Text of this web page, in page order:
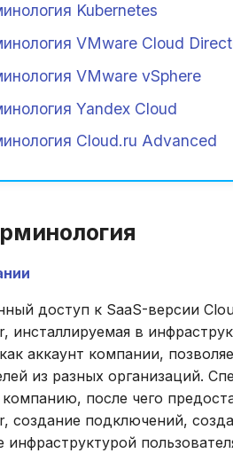
Kubernetes
VMware Cloud
VMware vSphere
Yandex Cloud
Cloud.ru Advanced
доступ к SaaS-версии
инсталлируемая в
аккаунт компании,
из разных организаций.
после чего
создание подключений,
инфраструктурой